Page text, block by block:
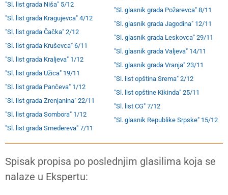
"Sl. list grada Niša" 5/12
"Sl. list grada Kragujevca" 4/12
"Sl. list grada Čačka" 2/12
"Sl. list grada Kruševca" 6/11
"Sl. list grada Kraljeva" 1/12
"Sl. list grada Užica" 19/11
"Sl. list grada Pančeva" 1/12
"Sl. list grada Zrenjanina" 22/11
"Sl. list grada Sombora" 1/12
"Sl. list grada Smedereva" 7/11
"Sl. glasnik grada Požarevca" 8/11
"Sl. glasnik grada Jagodina" 12/11
"Sl. glasnik grada Leskovca" 29/11
"Sl. glasnik grada Valjeva" 14/11
"Sl. glasnik grada Vranja" 23/11
"Sl. list opština Srema" 2/12
"Sl. list opštine Kikinda" 25/11
"Sl. list CG" 7/12
"Sl. glasnik Republike Srpske" 15/12
Spisak propisa po poslednjim glasilima koja se
nalaze u Ekspertu: